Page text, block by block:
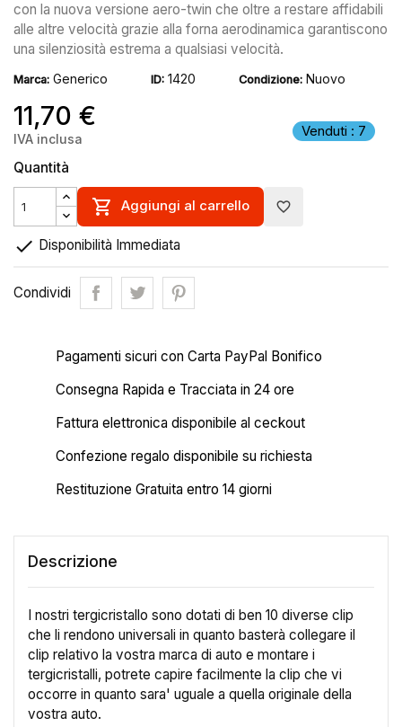
con la nuova versione aero-twin che oltre a restare affidabili
alle altre velocità grazie alla forna aerodinamica garantiscono
una silenziosità estrema a qualsiasi velocità.
Marca: Generico ID: 1420 Condizione: Nuovo
11,70 € Venduti : 7
IVA inclusa
Quantità
 Aggiungi al carrello favorite_border
 Disponibilità Immediata
Condividi
Pagamenti sicuri con Carta PayPal Bonifico
Consegna Rapida e Tracciata in 24 ore
Fattura elettronica disponibile al ceckout
Confezione regalo disponibile su richiesta
Restituzione Gratuita entro 14 giorni
Descrizione
I nostri tergicristallo sono dotati di ben 10 diverse clip
che li rendono universali in quanto basterà collegare il
clip relativo la vostra marca di auto e montare i
tergicristalli, potrete capire facilmente la clip che vi
occorre in quanto sara' uguale a quella originale della
vostra auto.